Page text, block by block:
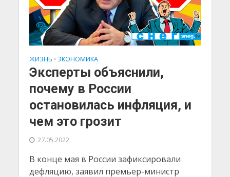
ЖИЗНЬ • ЭКОНОМИКА
Эксперты объяснили,
почему в России
остановилась инфляция, и
чем это грозит
27.05.2022
В конце мая в России зафиксировали
дефляцию, заявил премьер-министр